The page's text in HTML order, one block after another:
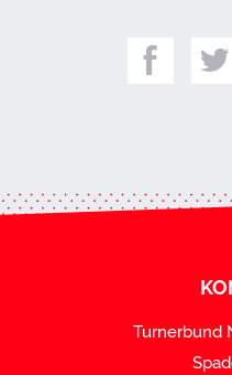
Turnerbund